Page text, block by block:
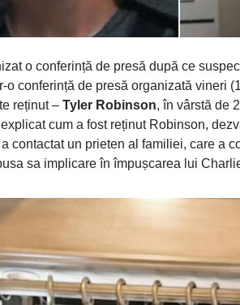
o conferință de presă după ce
o conferință de presă organizată vineri
reținut – Tyler Robinson, în vârstă de
cum a fost reținut Robinson,
a contactat un prieten al familiei, care a
sa implicare în împușcarea lui